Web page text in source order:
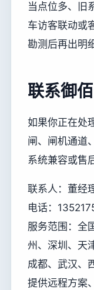
当点位多、旧
车访客联动或
勘测后再出明
联系御
如果你正在处
闸、闸机通道
系统兼容或售
联系人：董经
电话：
服务范围：全
州、深圳、天
成都、武汉、
提供远程方案